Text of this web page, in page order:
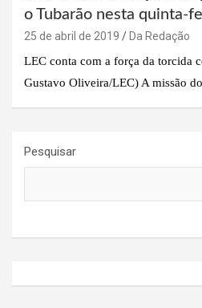
o Tubarão nesta quinta-
25 de abril de 2019
Da Redação
LEC conta com a força da torcida
Gustavo Oliveira/LEC) A missão
Pesquisar